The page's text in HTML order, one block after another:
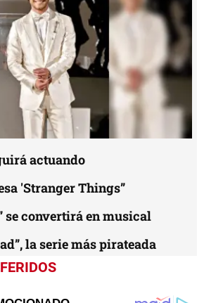
actuando
'Stranger Things”
se convertirá en musical
la serie más pirateada